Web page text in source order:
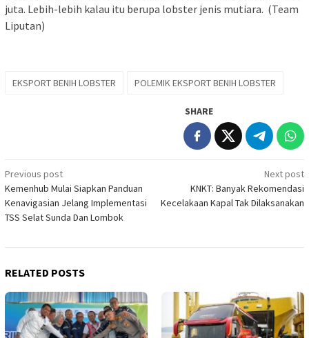
juta. Lebih-lebih kalau itu berupa lobster jenis mutiara. (Team
Liputan)
EKSPORT BENIH LOBSTER POLEMIK EKSPORT BENIH LOBSTER
SHARE
Post
navigation
Previous post
Kemenhub Mulai Siapkan Panduan
Kenavigasian Jelang Implementasi
TSS Selat Sunda Dan Lombok
Next post
KNKT: Banyak Rekomendasi
Kecelakaan Kapal Tak Dilaksanakan
RELATED POSTS